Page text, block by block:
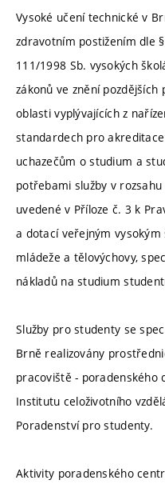
Vysoké učení technické v
zdravotním postižením dle
111/1998 Sb. vysokých
zákonů ve znění
oblasti vyplývajících z
standardech pro
uchazečům o studium a
potřebami služby v
uvedené v Příloze č. 3 k
a dotací veřejným
mládeže a tělovýchovy,
nákladů na studium
Služby pro studenty se
Brně realizovány
pracoviště - poradenského
Institutu celoživotního
Poradenství pro studenty.
Aktivity poradenského